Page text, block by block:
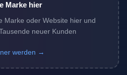
Marke hier
Marke oder Website hier und
neuer Kunden
werden →